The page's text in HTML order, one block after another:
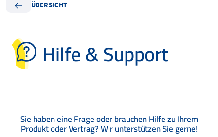
ÜBERSICHT
Hilfe & Support
Sie haben eine Frage oder brauchen Hilfe zu Ihrem
Produkt oder Vertrag? Wir unterstützen Sie gerne!